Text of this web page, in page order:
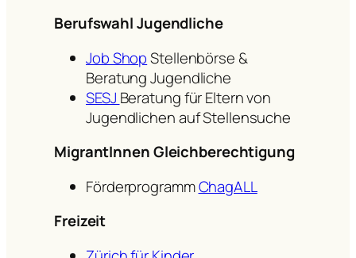
Berufswahl Jugendliche
Job ShopStellenbörse &
Beratung Jugendliche
SESJ Beratung für Eltern von
Jugendlichen auf Stellensuche
MigrantInnen Gleichberechtigung
FörderprogrammChagALL
Freizeit